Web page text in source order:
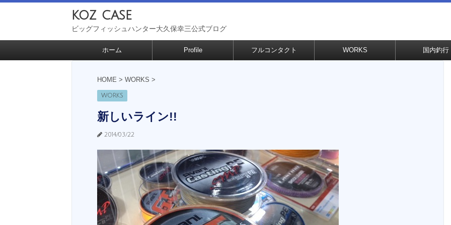
koz case
ビッグフィッシュハンター大久保幸三公式ブログ
ホーム Profile フルコンタクト WORKS 国内釣行
HOME > WORKS >
WORKS
新しいライン!!
2014/03/22